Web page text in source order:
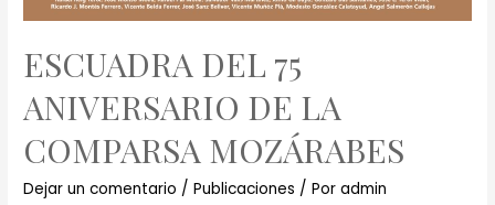
ESCUADRA DEL 75
ANIVERSARIO DE LA
COMPARSA MOZÁRABES
Dejar un comentario /Publicaciones / Poradmin